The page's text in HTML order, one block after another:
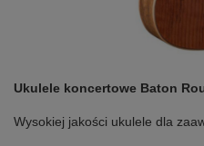
Ukulele koncertowe Baton
Wysokiej jakości ukulele dla